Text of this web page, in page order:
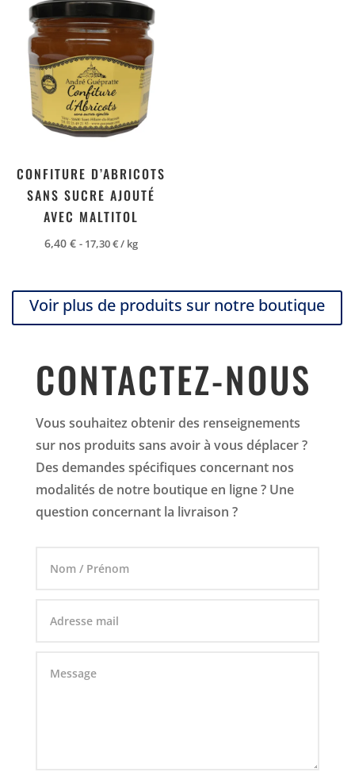
CONFITURE D’ABRICOTS
SANS SUCRE AJOUTÉ
AVEC MALTITOL
6,40 € - 17,30€/ kg
Voir plus de produits sur notre boutique
CONTACTEZ-NOUS
Vous souhaitez obtenir des renseignements
sur nos produits sans avoir à vous déplacer ?
Des demandes spécifiques concernant nos
modalités de notre boutique en ligne ? Une
question concernant la livraison ?